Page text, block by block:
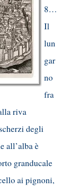
8…
Il
lun
gar
no
fra
riva
degli
all’alba è
granducale
ai pignoni,